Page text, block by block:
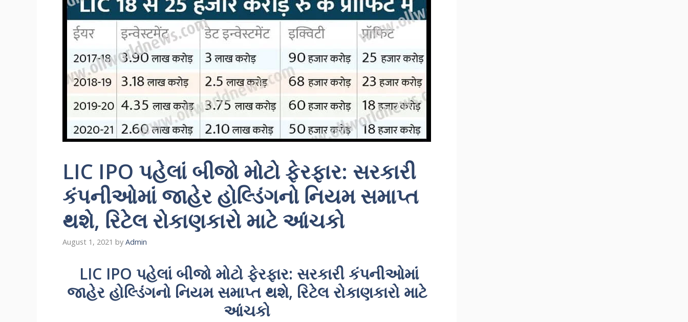
LIC IPO પહેલાં બીજો મોટો ફેરફાર: સરકારી
કંપનીઓમાં જાહેર હોલ્ડિંગનો નિયમ સમાપ્ત
થશે, રિટેલ રોકાણકારો માટે આંચકો
August 1, 2021 by Admin
LIC IPO પહેલાં બીજો મોટો ફેરફાર: સરકારી કંપનીઓમાં
જાહેર હોલ્ડિંગનો નિયમ સમાપ્ત થશે, રિટેલ રોકાણકારો માટે
આંચકો